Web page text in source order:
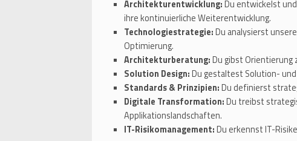
Architekturentwicklung:Du entwickelst
ihre kontinuierliche Weiterentwicklung.
Technologiestrategie:Du analysierst
Optimierung.
Architekturberatung:Du gibst Orientierung
Solution Design:Du gestaltest Solution-
Standards & Prinzipien:Du definierst
Digitale Transformation:Du treibst
Applikationslandschaften.
IT-Risikomanagement:Du erkennst IT-